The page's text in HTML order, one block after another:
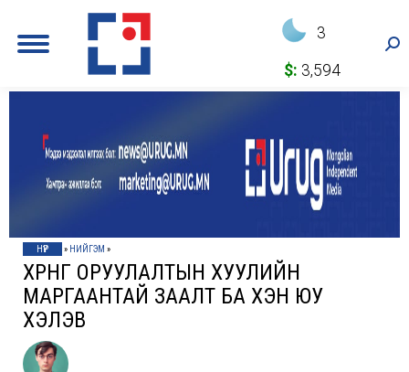
3
$: 3,594
НҮҮР » НИЙГЭМ »
ХӨРӨНГӨ ОРУУЛАЛТЫН ХУУЛИЙН
МАРГААНТАЙ ЗААЛТ БА ХЭН ЮУ
ХЭЛЭВ